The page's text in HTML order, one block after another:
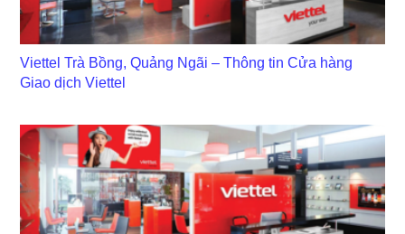
Viettel Trà Bồng, Quảng Ngãi – Thông tin Cửa hàng
Giao dịch Viettel